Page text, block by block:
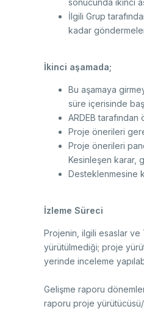
sonucunda ikinci
İlgili Grup
kadar
İkinci aşamada;
Bu aşamaya
süre içerisinde
ARDEB
Proje önerileri
Proje önerileri
Kesinleşen karar,
Desteklenmesine
İzleme Süreci
Projenin, ilgili esaslar
yürütülmediği; proje
yerinde inceleme
Gelişme raporu
raporu proje